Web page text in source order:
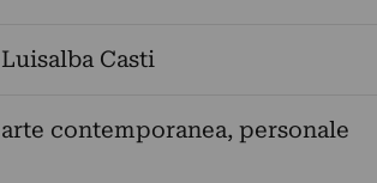
Luisalba Casti
arte contemporanea, personale